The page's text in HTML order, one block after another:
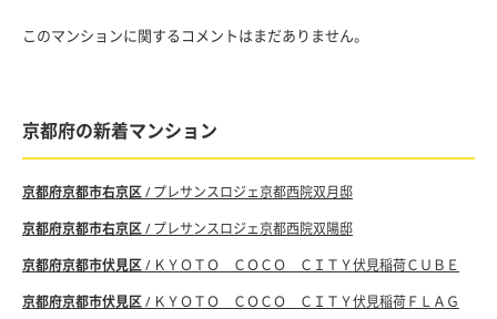
このマンションに関するコメントはまだありません。
京都府の新着マンション
京都府京都市右京区/ プレサンスロジェ京都西院双月邸
京都府京都市右京区/ プレサンスロジェ京都西院双陽邸
京都府京都市伏見区/ ＫＹＯＴＯ ＣＯＣＯ ＣＩＴＹ伏見稲荷ＣＵＢＥ
京都府京都市伏見区/ ＫＹＯＴＯ ＣＯＣＯ ＣＩＴＹ伏見稲荷ＦＬＡＧ